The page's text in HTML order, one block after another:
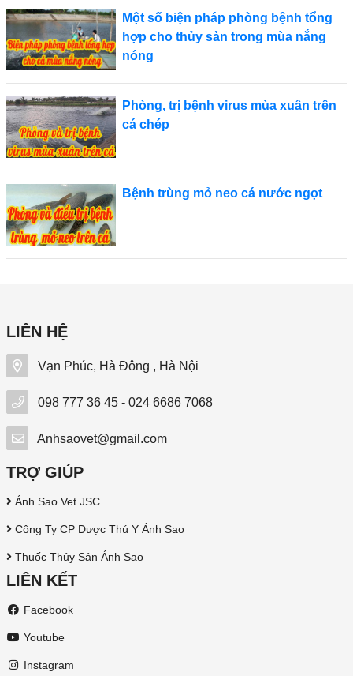
Một số biện pháp phòng bệnh tổng
hợp cho thủy sản trong mùa nắng
nóng
Phòng, trị bệnh virus mùa xuân trên
cá chép
Bệnh trùng mỏ neo cá nước ngọt
LIÊN HỆ
Vạn Phúc, Hà Đông , Hà Nội
098 777 36 45 - 024 6686 7068
Anhsaovet@gmail.com
TRỢ GIÚP
Ánh Sao Vet JSC
Công Ty CP Dược Thú Y Ánh Sao
Thuốc Thủy Sản Ánh Sao
LIÊN KẾT
Facebook
Youtube
Instagram